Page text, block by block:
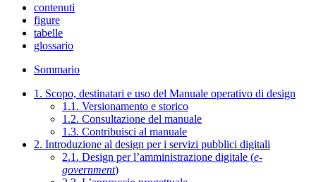
contenuti
figure
tabelle
glossario
Sommario
1. Scopo, destinatari e uso del Manuale operativo di design
1.1. Versionamento e storico
1.2. Consultazione del manuale
1.3. Contribuisci al manuale
2. Introduzione al design per i servizi pubblici digitali
2.1. Design per l’amministrazione digitale (e-
government)